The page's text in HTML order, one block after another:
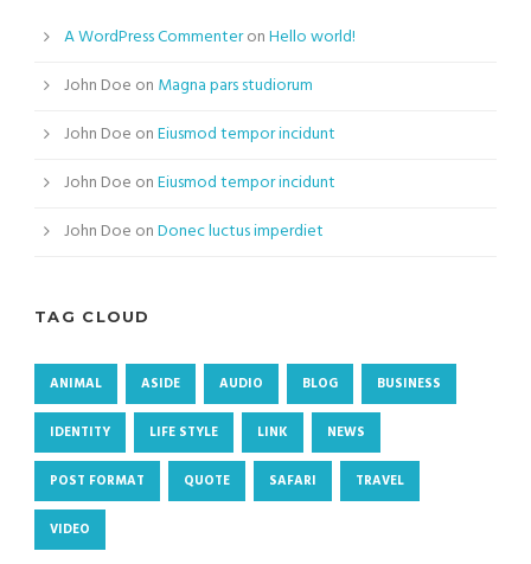
A WordPress CommenteronHello world!
John Doe on Magna pars studiorum
John Doe onEiusmod tempor incidunt
John Doe onEiusmod tempor incidunt
John Doe onDonec luctus imperdiet
TAG CLOUD
ANIMAL ASIDE AUDIO BLOG BUSINESS
IDENTITY LIFE STYLE LINK NEWS
POST FORMAT QUOTE SAFARI TRAVEL
VIDEO